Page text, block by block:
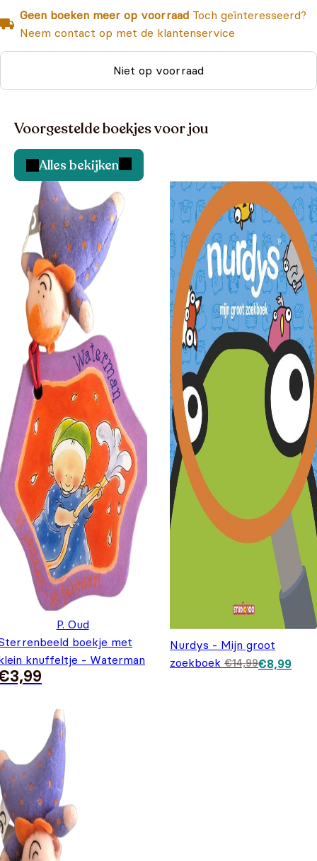
Geen boeken meer op voorraad Toch geïnteresseerd?
Neem contact op met de klantenservice
Niet op voorraad
Voorgestelde boekjes voor jou
Alles bekijken
P. Oud
boekje met
knuffeltje - Waterman
3,99
Nurdys - Mijn groot
zoekboek €14,99€8,99
Huidige